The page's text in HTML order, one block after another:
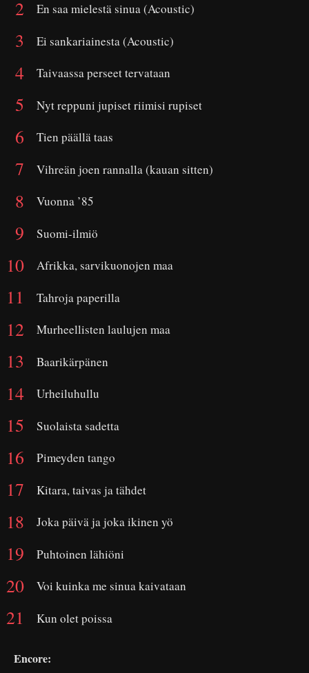
En saa mielestä sinua (Acoustic)
Ei sankariainesta (Acoustic)
Taivaassa perseet tervataan
Nyt reppuni jupiset riimisi rupiset
Tien päällä taas
Vihreän joen rannalla (kauan sitten)
Vuonna ’85
Suomi-ilmiö
Afrikka, sarvikuonojen maa
Tahroja paperilla
Murheellisten laulujen maa
Baarikärpänen
Urheiluhullu
Suolaista sadetta
Pimeyden tango
Kitara, taivas ja tähdet
Joka päivä ja joka ikinen yö
Puhtoinen lähiöni
Voi kuinka me sinua kaivataan
Kun olet poissa
Encore: